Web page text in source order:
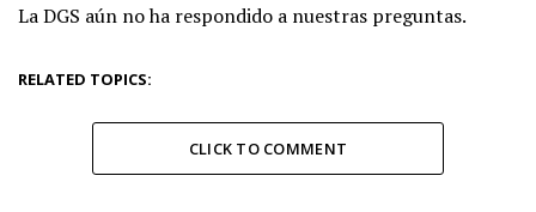
La DGS aún no ha respondido a nuestras preguntas.
RELATED TOPICS:
CLICK TO COMMENT